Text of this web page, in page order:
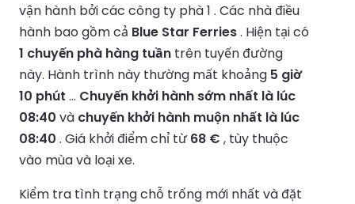
vận hành bởi các công ty phà 1 . Các nhà điều
hành bao gồm cả Blue Star Ferries. Hiện tại có
1 chuyến phà hàng tuần trên tuyến đường
này. Hành trình này thường mất khoảng 5 giờ
10 phút ... Chuyến khởi hành sớm nhất là lúc
08:40 và chuyến khởi hành muộn nhất là lúc
08:40 . Giá khởi điểm chỉ từ68 € , tùy thuộc
vào mùa và loại xe.
Kiểm tra tình trạng chỗ trống mới nhất và đặt